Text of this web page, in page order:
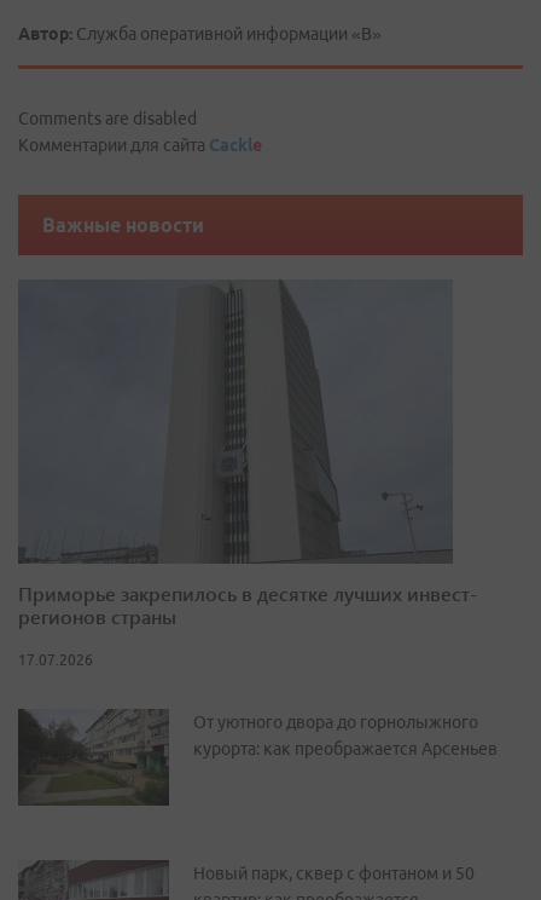
Автор: Служба оперативной информации «В»
Comments are disabled
Комментарии для сайта Cackle
Важные новости
Приморье закрепилось в десятке лучших инвест-
регионов страны
17.07.2026
От уютного двора до горнолыжного
курорта: как преображается Арсеньев
Новый парк, сквер с фонтаном и 50